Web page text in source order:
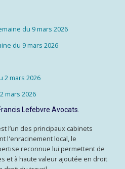
du 9 mars 2026
du 9 mars 2026
2 mars 2026
mars 2026
Lefebvre Avocats.
l’un des principaux cabinets
l'enracinement local, le
reconnue lui permettent de
et à haute valeur ajoutée en droit